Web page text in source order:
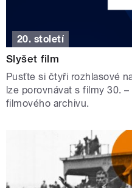
20. století
Slyšet film
Pusťte si čtyři rozhlasové
lze porovnávat s filmy 30.
filmového archivu.